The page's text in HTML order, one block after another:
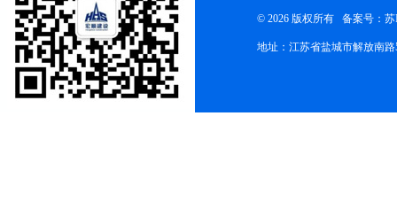
© 2026 版权所有 备案号：苏
地址：江苏省盐城市解放南